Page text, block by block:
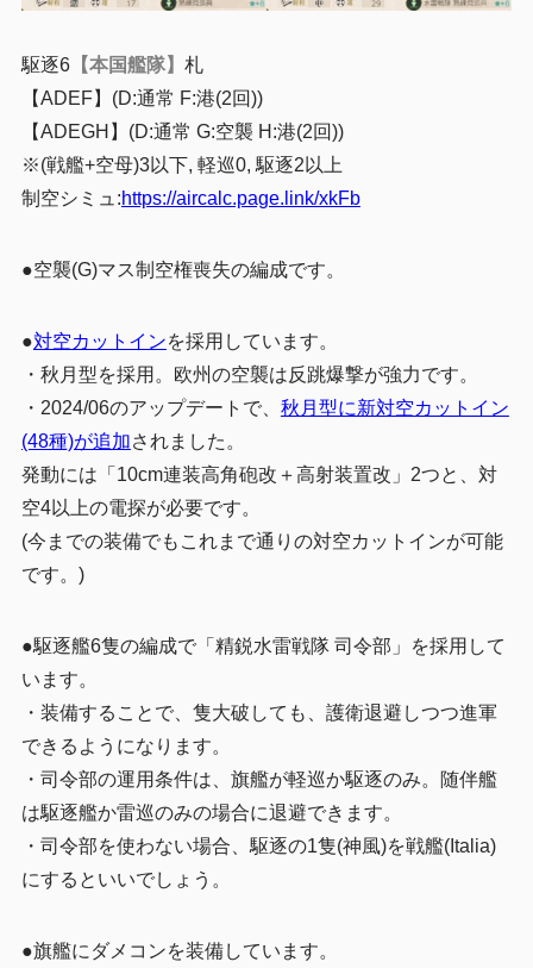
駆逐6【本国艦隊】 札
【ADEF】(D:通常 F:港(2回))
【ADEGH】(D:通常 G:空襲 H:港(2回))
※(戦艦+空母)3以下, 軽巡0, 駆逐2以上
制空シミュ:https://aircalc.page.link/xkFb
●空襲(G)マス制空権喪失の編成です。
●対空カットインを採用しています。
・秋月型を採用。欧州の空襲は反跳爆撃が強力です。
・2024/06のアップデートで、 秋月型に新対空カットイン
(48種)が追加されました。
発動には「10cm連装高角砲改＋高射装置改」2つと、対
空4以上の電探が必要です。
(今までの装備でもこれまで通りの対空カットインが可能
です。)
●駆逐艦6隻の編成で「精鋭水雷戦隊 司令部」を採用して
います。
・装備することで、隻大破しても、護衛退避しつつ進軍
できるようになります。
・司令部の運用条件は、旗艦が軽巡か駆逐のみ。随伴艦
は駆逐艦か雷巡のみの場合に退避できます。
・司令部を使わない場合、駆逐の1隻(神風)を戦艦(Italia)
にするといいでしょう。
●旗艦にダメコンを装備しています。